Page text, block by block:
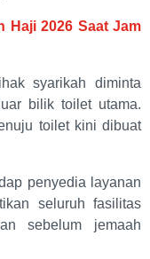
Haji 2026 Saat Jam
syarikah diminta
bilik toilet utama.
toilet kini dibuat
penyedia layanan
seluruh fasilitas
sebelum jemaah